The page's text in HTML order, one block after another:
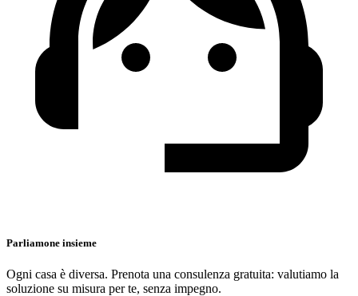
Parliamone insieme
Ogni casa è diversa. Prenota una consulenza gratuita: valutiamo la
soluzione su misura per te, senza impegno.